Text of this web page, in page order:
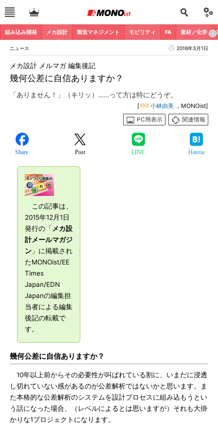
組み込み開発 メカ設計 製造マネジメント モビリティ FA 素材／化学
ニュース 2016年3月1日
幾何公差に自信ありますか？
メカ設計 メルマガ 編集後記
「ありません！」（キリッ）……って方は特にどうぞ。
[ 小林由美 ，MONOist]
PC用表示
関連情報
Share Post LINE Hatena
この記事は、
2015年12月1日
発行の「 メカ設
計メールマガジ
ン 」に掲載され
たMONOist/EE
Times
Japan/EDN
Japanの編集担
当者による編集
後記の転載で
す。
幾何公差に自信ありますか？
10年以上前からその必要性が叫ばれている割に、いまだに浸透
し切れていない感があるのが公差解析ではないかと思います。ま
た本格的な公差解析のシステムを設計プロセスに組み込もうとい
う話になった場合、（レベルによるとは思いますが）それも大掛
かりな1プロジェクトになります。